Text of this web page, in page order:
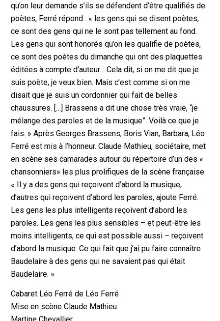
qu’on leur demande s’ils se défendent d’être qualifiés de
poètes, Ferré répond : « les gens qui se disent poètes,
ce sont des gens qui ne le sont pas tellement au fond.
Les gens qui sont honorés qu’on les qualifie de poètes,
ce sont des poètes du dimanche qui ont des plaquettes
éditées à compte d’auteur… Cela dit, si on me dit que je
suis poète, je veux bien. Mais c’est comme si on me
disait que je suis un cordonnier qui fait de belles
chaussures. […] Brassens a dit une chose très vraie, “je
mélange des paroles et de la musique”. Voilà ce que je
fais. » Après Georges Brassens, Boris Vian, Barbara, Léo
Ferré est mis à l’honneur. Claude Mathieu, sociétaire, met
en scène ses camarades autour du répertoire d’un des «
chansonniers» les plus prolifiques de la scène française.
« Il y a des gens qui reçoivent d’abord la musique,
d’autres qui reçoivent d’abord les paroles, ajoute Ferré.
Les gens les plus intelligents reçoivent d’abord les
paroles. Les gens les plus sensibles – et peut-être les
moins intelligents, ce qui est possible aussi – reçoivent
d’abord la musique. Ce qui fait que j’ai pu faire connaître
Baudelaire à des gens qui ne savaient pas qui était
Baudelaire. »
Cabaret Léo Ferré de Léo Ferré
Mise en scène Claude Mathieu
Martine Chevallier